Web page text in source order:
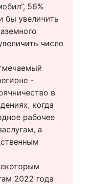
56%
бы увеличить
число
-
в
когда
рабочее
а
2022 года